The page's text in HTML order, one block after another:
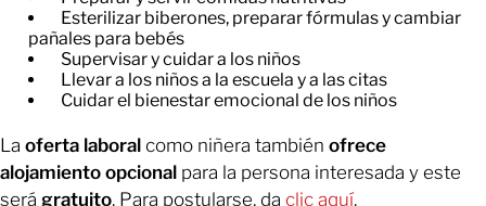
Esterilizar biberones, preparar fórmulas y cambiar
pañales para bebés
Supervisar y cuidar a los niños
Llevar a los niños a la escuela y a las citas
Cuidar el bienestar emocional de los niños
La oferta laboral como niñera también ofrece
alojamiento opcional para la persona interesada y este
será gratuito. Para postularse, da clic aquí.